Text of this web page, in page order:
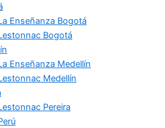
Enseñanza Bogotá
Bogotá
Enseñanza Medellín
Medellín
Pereira